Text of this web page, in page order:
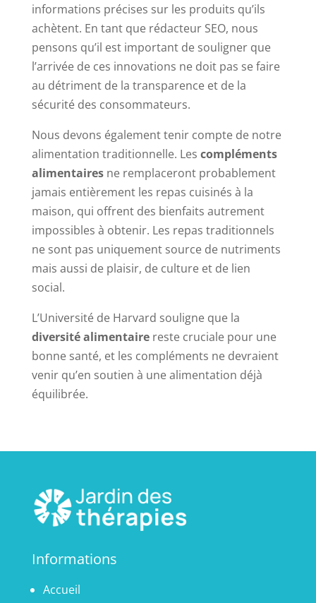
informations précises sur les produits qu’ils
achètent. En tant que rédacteur SEO, nous
pensons qu’il est important de souligner que
l’arrivée de ces innovations ne doit pas se faire
au détriment de la transparence et de la
sécurité des consommateurs.
Nous devons également tenir compte de notre
alimentation traditionnelle. Les compléments
alimentairesne remplaceront probablement
jamais entièrement les repas cuisinés à la
maison, qui offrent des bienfaits autrement
impossibles à obtenir. Les repas traditionnels
ne sont pas uniquement source de nutriments
mais aussi de plaisir, de culture et de lien
social.
L’Université de Harvard souligne que la
diversité alimentairereste cruciale pour une
bonne santé, et les compléments ne devraient
venir qu’en soutien à une alimentation déjà
équilibrée.
Informations
Accueil